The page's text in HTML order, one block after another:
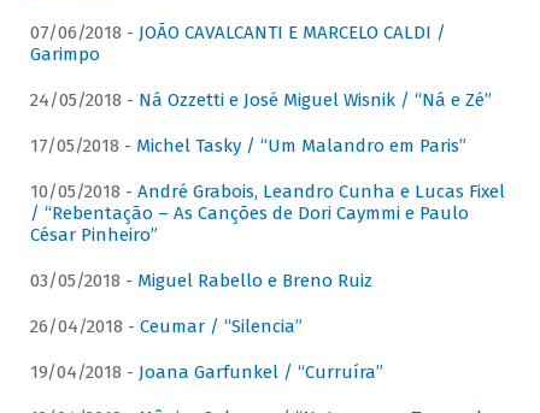
07/06/2018 - JOÃO CAVALCANTI E MARCELO CALDI /
Garimpo
24/05/2018 - Ná Ozzetti e José Miguel Wisnik / “Ná e Zé”
17/05/2018 - Michel Tasky / “Um Malandro em Paris”
10/05/2018 - André Grabois, Leandro Cunha e Lucas Fixel
/ “Rebentação – As Canções de Dori Caymmi e Paulo
César Pinheiro”
03/05/2018 - Miguel Rabello e Breno Ruiz
26/04/2018 - Ceumar / “Silencia”
19/04/2018 - Joana Garfunkel / “Curruíra”